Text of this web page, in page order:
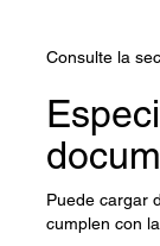
Consulte la
Puede cargar
cumplen con